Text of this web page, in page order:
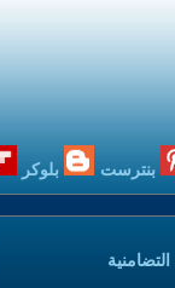
بنترست بلوكر